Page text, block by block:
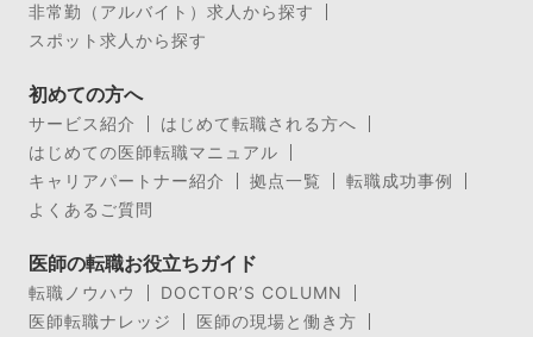
非常勤（アルバイト）求人から探す
スポット求人から探す
初めての方へ
サービス紹介
はじめて転職される方へ
はじめての医師転職マニュアル
キャリアパートナー紹介
拠点一覧
転職成功事例
よくあるご質問
医師の転職お役立ちガイド
転職ノウハウ
DOCTOR’S COLUMN
医師転職ナレッジ
医師の現場と働き方